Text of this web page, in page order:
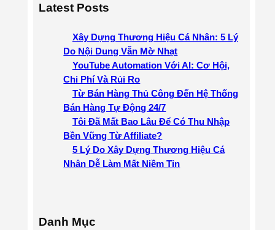
r
Latest Posts
Xây Dựng Thương Hiệu Cá Nhân: 5 Lý
Do Nội Dung Vẫn Mờ Nhạt
YouTube Automation Với AI: Cơ Hội,
Chi Phí Và Rủi Ro
Từ Bán Hàng Thủ Công Đến Hệ Thống
Bán Hàng Tự Động 24/7
Tôi Đã Mất Bao Lâu Để Có Thu Nhập
Bền Vững Từ Affiliate?
5 Lý Do Xây Dựng Thương Hiệu Cá
Nhân Dễ Làm Mất Niềm Tin
Danh Mục